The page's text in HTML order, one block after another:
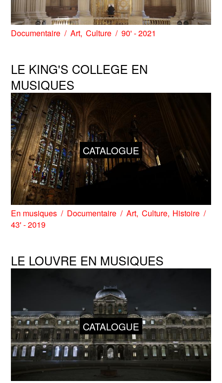
Documentaire Art Culture 90' - 2021
LE KING'S COLLEGE EN
MUSIQUES
CATALOGUE
En musiques Documentaire Art Culture Histoire
43' - 2019
LE LOUVRE EN MUSIQUES
CATALOGUE